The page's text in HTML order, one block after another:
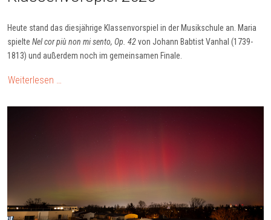
Heute stand das diesjährige Klassenvorspiel in der Musikschule an. Maria
spielte Nel cor più non mi sento, Op. 42von Johann Babtist Vanhal (1739-
1813) und außerdem noch im gemeinsamen Finale.
Weiterlesen …